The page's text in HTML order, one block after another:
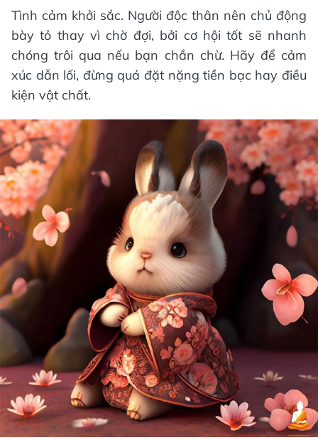
Tình cảm khởi sắc. Người độc thân nên chủ động
bày tỏ thay vì chờ đợi, bởi cơ hội tốt sẽ nhanh
chóng trôi qua nếu bạn chần chừ. Hãy để cảm
xúc dẫn lối, đừng quá đặt nặng tiền bạc hay điều
kiện vật chất.